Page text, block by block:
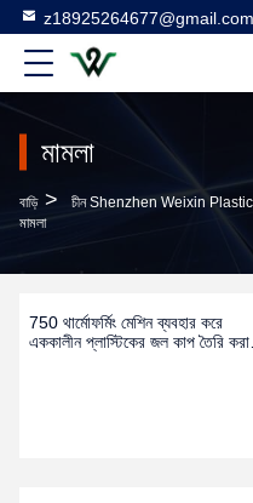
z18925264677@gmail.com
মামলা
বাড়ি >
চীন Shenzhen Weixin
মামলা
750 থার্মোফর্মিং মেশিন ব্যবহার করে
এককালীন প্লাস্টিকের জল কাপ তৈরি করা